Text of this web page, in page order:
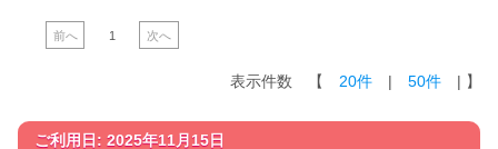
前へ 1 次へ
表示件数 【 20件 | 50件 | 】
ご利用日: 2025年11月15日